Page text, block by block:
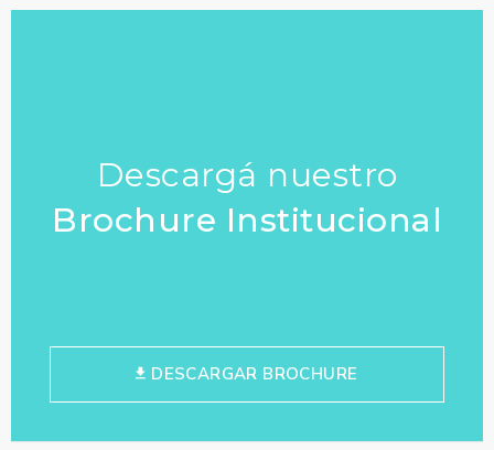
Descargá nuestro
Brochure Institucional
DESCARGAR BROCHURE